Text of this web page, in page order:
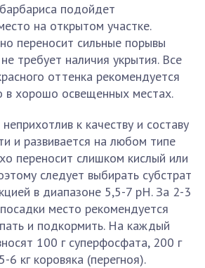
подойдет
на открытом участке.
переносит сильные порывы
требует наличия укрытия. Все
оттенка рекомендуется
в хорошо освещенных местах.
к качеству и составу
и развивается на любом типе
переносит слишком кислый или
следует выбирать субстрат
в диапазоне 5,5-7 pH. За 2-3
место рекомендуется
и подкормить. На каждый
100 г суперфосфата, 200 г
6 кг коровяка (перегноя).